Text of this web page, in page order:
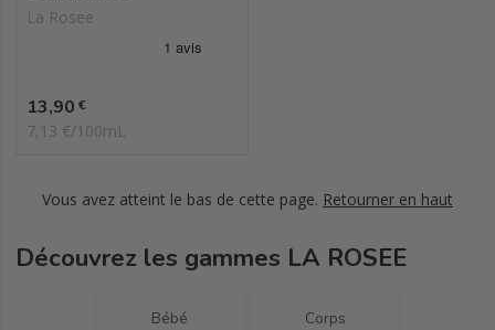
La Rosee
Prix
13,90 €
7,13 €/100mL
Vous avez atteint le bas de cette page. Retourner en haut
Découvrez les gammes LA ROSEE
Bébé Corps